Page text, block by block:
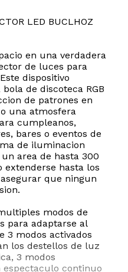
LED BUCLHOZ
en una verdadera
de luces para
dispositivo
de discoteca RGB
de patrones en
una atmosfera
cumpleanos,
bares o eventos de
de iluminacion
area de hasta 300
extenderse hasta los
que ningun
modos de
para adaptarse al
3 modos activados
los destellos de luz
3 modos
continuo